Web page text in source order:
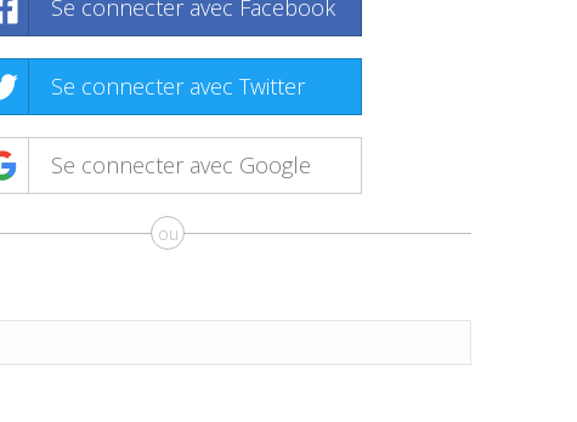
Se connecter avec Facebook
Se connecter avec Twitter
Se connecter avec Google
ou